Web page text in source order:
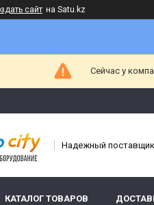
сайт на Satu.kz
Сейчас у
Надежный поставщик
КАТАЛОГ ТОВАРОВ